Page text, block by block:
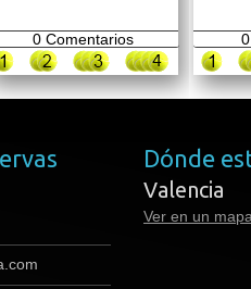
0Comentarios 0
Dónde
Valencia
Ver en un